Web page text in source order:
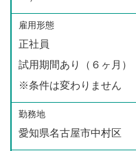
雇用形態
正社員
試用期間あり（６ヶ月）
※条件は変わりません
勤務地
愛知県名古屋市中村区